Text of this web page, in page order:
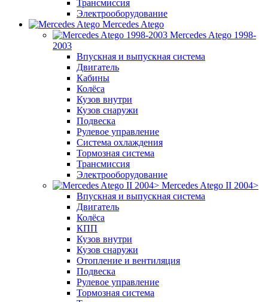
Трансмиссия
Электрооборудование
Mercedes Atego
Mercedes Atego 1998-
2003
Впускная и выпускная система
Двигатель
Кабины
Колёса
Кузов внутри
Кузов снаружи
Подвеска
Рулевое управление
Система охлаждения
Тормозная система
Трансмиссия
Электрооборудование
Mercedes Atego II 2004>
Впускная и выпускная система
Двигатель
Колёса
КПП
Кузов внутри
Кузов снаружи
Отопление и вентиляция
Подвеска
Рулевое управление
Тормозная система